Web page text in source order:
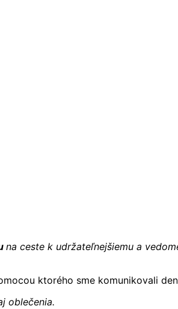
na ceste k udržateľnejšiemu a
ktorého sme komunikovali
oblečenia.